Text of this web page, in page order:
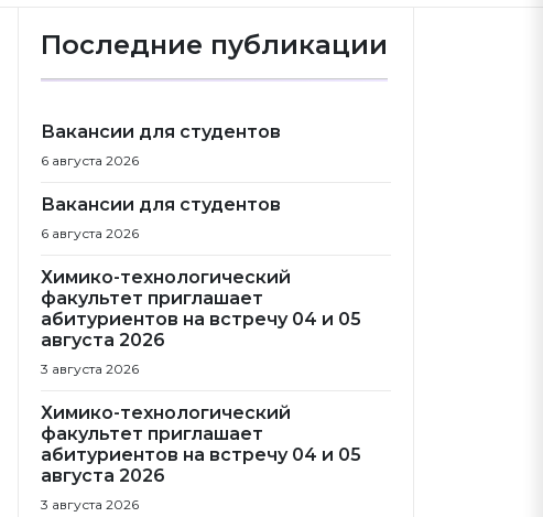
Последние публикации
Вакансии для студентов
6 августа 2026
Вакансии для студентов
6 августа 2026
Химико-технологический
факультет приглашает
абитуриентов на встречу 04 и 05
августа 2026
3 августа 2026
Химико-технологический
факультет приглашает
абитуриентов на встречу 04 и 05
августа 2026
3 августа 2026